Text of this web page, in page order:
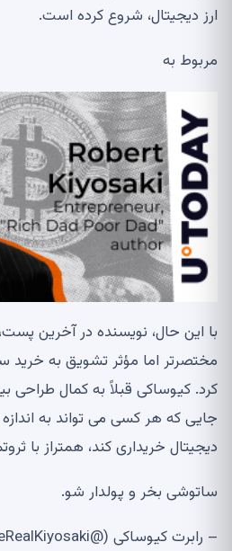
ارز دیجیتال، شروع کرده است.
مربوط به
با این حال، نویسنده در آخرین
مختصرتر اما مؤثر تشویق به
کرد. کیوساکی قبلاً به کمال طراحی
جایی که هر کسی می تواند به اندازه
دیجیتال خریداری کند، همتراز با
ساتوشی بخر و پولدار شو.
– رابرت کیوساکی (@theRealKiyosaki)